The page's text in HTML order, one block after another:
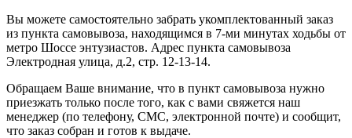
Вы можете самостоятельно забрать укомплектованный заказ
из пункта самовывоза, находящимся в 7-ми минутах ходьбы от
метро Шоссе энтузиастов. Адрес пункта самовывоза
Электродная улица, д.2, стр. 12-13-14.
Обращаем Ваше внимание, что в пункт самовывоза нужно
приезжать только после того, как с вами свяжется наш
менеджер (по телефону, СМС, электронной почте) и сообщит,
что заказ собран и готов к выдаче.